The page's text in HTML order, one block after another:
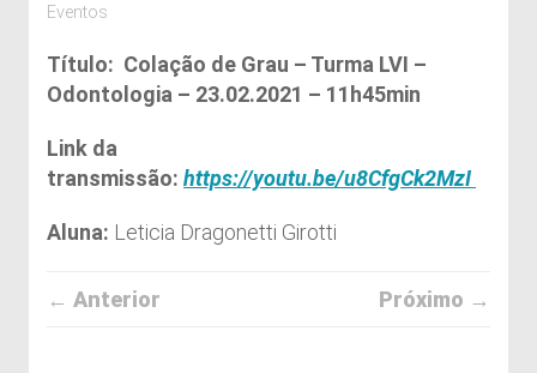
Eventos
Título: Colação de Grau – Turma LVI –
Odontologia – 23.02.2021 – 11h45min
Link da
transmissão: https://youtu.be/u8CfgCk2MzI
Aluna: Leticia Dragonetti Girotti
← Anterior Próximo →